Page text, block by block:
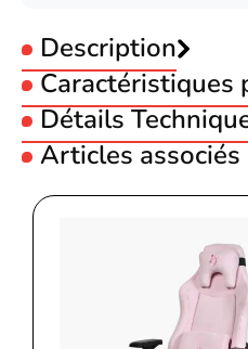
Description
EPOS Bundle H6PRO
Seconde Vie-Très Bon
Caractéristiques
Utilisation :Gamer
Type :Circum-aural
Sans fil :Filaire
Micro :Avec micro intégré
Détails
Casque
Articles associés